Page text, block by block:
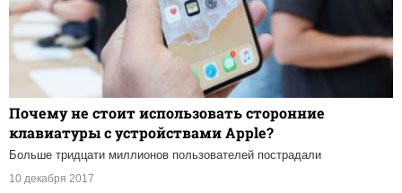
Почему не стоит использовать сторонние
клавиатуры с устройствами Apple?
Больше тридцати миллионов пользователей пострадали
10 декабря 2017